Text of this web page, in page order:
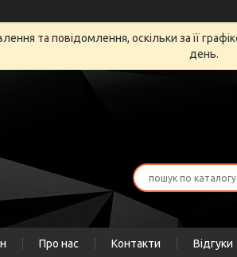
та повідомлення, оскільки за її
день.
Про нас Контакти Відгуки